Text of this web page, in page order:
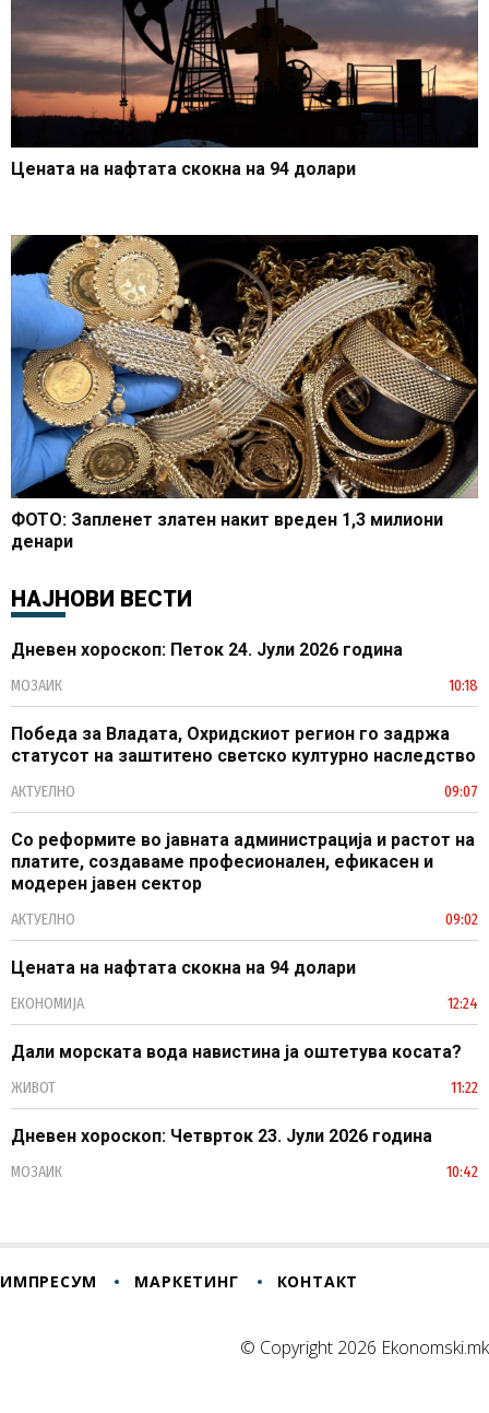
Цената на нафтата скокна на 94 долари
ФОТО: Запленет златен накит вреден 1,3 милиони
денари
НАЈНОВИ ВЕСТИ
Дневен хороскоп: Петок 24. Јули 2026 година
МОЗАИК 10:18
Победа за Владата, Охридскиот регион го задржа
статусот на заштитено светско културно наследство
АКТУЕЛНО 09:07
Со реформите во јавната администрација и растот на
платите, создаваме професионален, ефикасен и
модерен јавен сектор
АКТУЕЛНО 09:02
Цената на нафтата скокна на 94 долари
ЕКОНОМИЈА 12:24
Дали морската вода навистина ја оштетува косата?
ЖИВОТ 11:22
Дневен хороскоп: Четврток 23. Јули 2026 година
МОЗАИК 10:42
ИМПРЕСУМ МАРКЕТИНГ КОНТАКТ
© Copyright 2026 Ekonomski.mk